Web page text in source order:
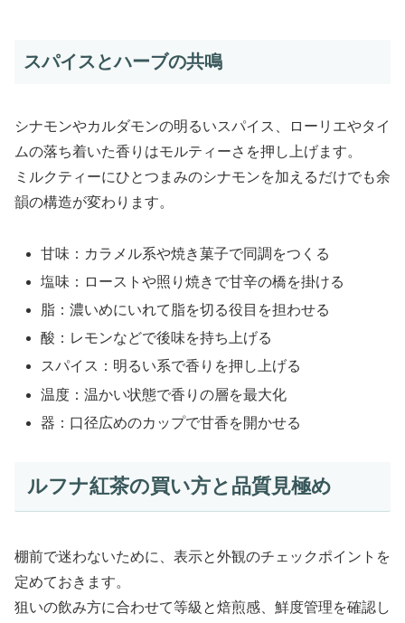
スパイスとハーブの共鳴
シナモンやカルダモンの明るいスパイス、ローリエやタイ
ムの落ち着いた香りはモルティーさを押し上げます。
ミルクティーにひとつまみのシナモンを加えるだけでも余
韻の構造が変わります。
甘味：カラメル系や焼き菓子で同調をつくる
塩味：ローストや照り焼きで甘辛の橋を掛ける
脂：濃いめにいれて脂を切る役目を担わせる
酸：レモンなどで後味を持ち上げる
スパイス：明るい系で香りを押し上げる
温度：温かい状態で香りの層を最大化
器：口径広めのカップで甘香を開かせる
ルフナ紅茶の買い方と品質見極め
棚前で迷わないために、表示と外観のチェックポイントを
定めておきます。
狙いの飲み方に合わせて等級と焙煎感、鮮度管理を確認し